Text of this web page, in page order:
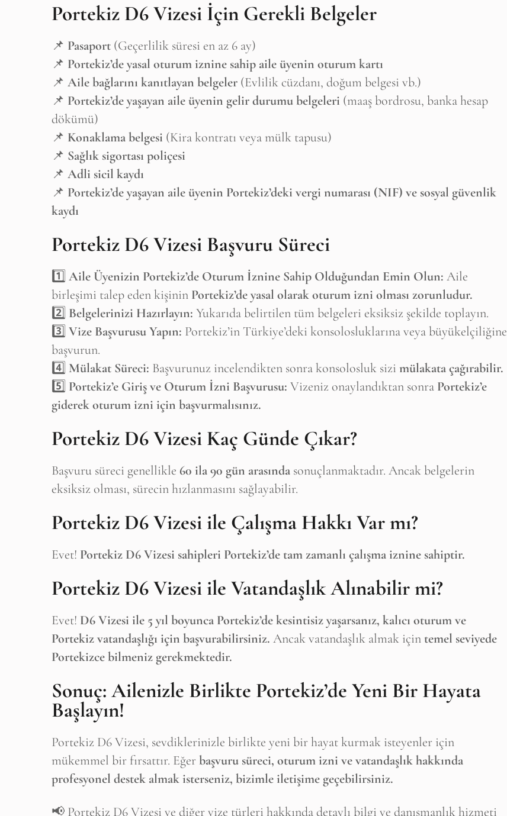
Portekiz D6 Vizesi İçin Gerekli Belgeler
📌 Pasaport (Geçerlilik süresi en az 6 ay)
📌 Portekiz’de yasal oturum iznine sahip aile üyenin oturum kartı
📌 Aile bağlarını kanıtlayan belgeler (Evlilik cüzdanı, doğum belgesi vb.)
📌 Portekiz’de yaşayan aile üyenin gelir durumu belgeleri (maaş bordrosu, banka hesap
dökümü)
📌 Konaklama belgesi (Kira kontratı veya mülk tapusu)
📌 Sağlık sigortası poliçesi
📌 Adli sicil kaydı
📌 Portekiz’de yaşayan aile üyenin Portekiz’deki vergi numarası (NIF) ve sosyal güvenlik
kaydı
Portekiz D6 Vizesi Başvuru Süreci
1️⃣ Aile Üyenizin Portekiz’de Oturum İznine Sahip Olduğundan Emin Olun: Aile
birleşimi talep eden kişinin Portekiz’de yasal olarak oturum izni olması zorunludur.
2️⃣ Belgelerinizi Hazırlayın: Yukarıda belirtilen tüm belgeleri eksiksiz şekilde toplayın.
3️⃣ Vize Başvurusu Yapın: Portekiz’in Türkiye’deki konsolosluklarına veya büyükelçiliğine
başvurun.
4️⃣ Mülakat Süreci: Başvurunuz incelendikten sonra konsolosluk sizi mülakata çağırabilir.
5️⃣ Portekiz’e Giriş ve Oturum İzni Başvurusu: Vizeniz onaylandıktan sonra Portekiz’e
giderek oturum izni için başvurmalısınız.
Portekiz D6 Vizesi Kaç Günde Çıkar?
Başvuru süreci genellikle 60 ila 90 gün arasında sonuçlanmaktadır. Ancak belgelerin
eksiksiz olması, sürecin hızlanmasını sağlayabilir.
Portekiz D6 Vizesi ile Çalışma Hakkı Var mı?
Evet! Portekiz D6 Vizesi sahipleri Portekiz’de tam zamanlı çalışma iznine sahiptir.
Portekiz D6 Vizesi ile Vatandaşlık Alınabilir mi?
Evet! D6 Vizesi ile 5 yıl boyunca Portekiz’de kesintisiz yaşarsanız, kalıcı oturum ve
Portekiz vatandaşlığı için başvurabilirsiniz. Ancak vatandaşlık almak için temel seviyede
Portekizce bilmeniz gerekmektedir.
Sonuç: Ailenizle Birlikte Portekiz’de Yeni Bir Hayata
Başlayın!
Portekiz D6 Vizesi, sevdiklerinizle birlikte yeni bir hayat kurmak isteyenler için
mükemmel bir fırsattır. Eğerbaşvuru süreci, oturum izni ve vatandaşlık hakkında
profesyonel destek almak isterseniz, bizimle iletişime geçebilirsiniz.
📢 Portekiz D6 Vizesi ve diğer vize türleri hakkında detaylı bilgi ve danışmanlık hizmeti
Stop Newsletter Pop-up